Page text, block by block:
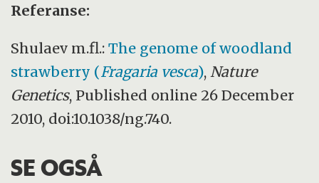
Referanse:
Shulaev m.fl.:The genome of woodland
strawberry (Fragaria vesca), Nature
Genetics, Published online 26 December
2010, doi:10.1038/ng.740.
SE OGSÅ